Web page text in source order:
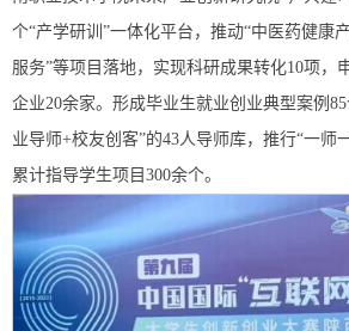
个“产学研训”一体化平台，推动“中医药健康
服务”等项目落地，实现科研成果转化10项，
企业20余家。形成毕业生就业创业典型案例
业导师+校友创客”的43人导师库，推行“一师
累计指导学生项目300余个。